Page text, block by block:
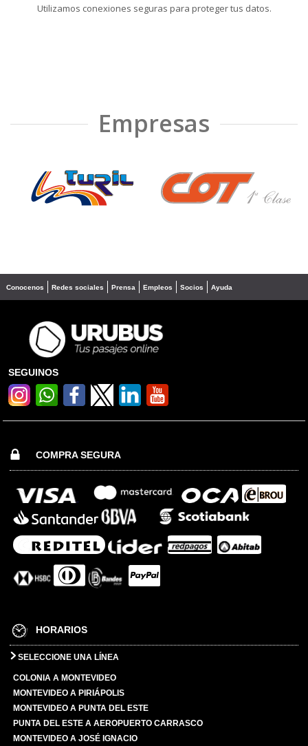
Utilizamos conexiones seguras para proteger tus datos.
Empresas
❮ ❯
Conocenos Redes sociales Prensa Empleos Socios Ayuda
SEGUINOS
COMPRA SEGURA
HORARIOS
SELECCIONE UNA LÍNEA
COLONIA A MONTEVIDEO
MONTEVIDEO A PIRIÁPOLIS
MONTEVIDEO A PUNTA DEL ESTE
PUNTA DEL ESTE A AEROPUERTO CARRASCO
MONTEVIDEO A JOSÉ IGNACIO